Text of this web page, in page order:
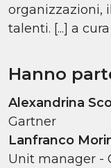
organizzazioni,
talenti. [...] a
Hanno
Alexandrina
Gartner
Lanfranco
Unit manager -